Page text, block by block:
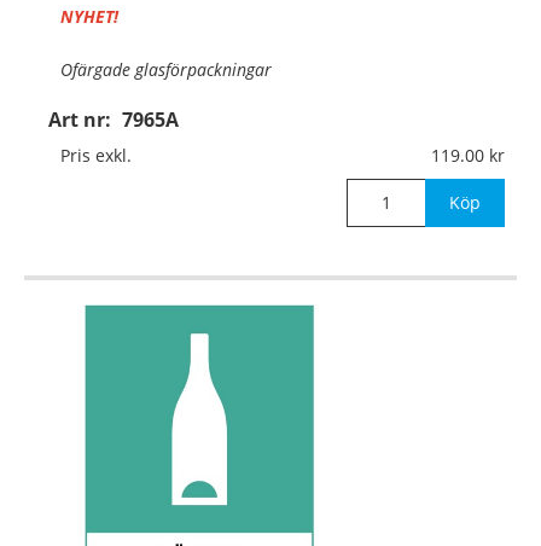
Art nr: 7965A
NYHET!
Ofärgade glasförpackningar
Material:Aluminium, 0,7mm (väggmontage)
Pris exkl. 119.00
Köp